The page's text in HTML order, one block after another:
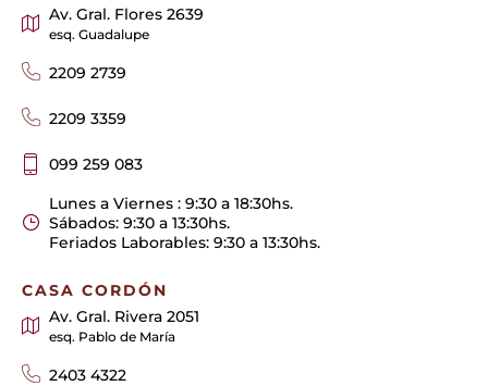
Av. Gral. Flores 2639
esq. Guadalupe
2209 2739
2209 3359
099 259 083
Lunes a Viernes : 9:30 a 18:30hs.
Sábados: 9:30 a 13:30hs.
Feriados Laborables: 9:30 a 13:30hs.
CASA CORDÓN
Av. Gral. Rivera 2051
esq. Pablo de María
2403 4322